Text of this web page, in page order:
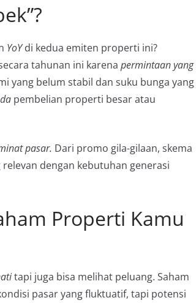
YoYdi kedua emiten properti ini?
tahunan ini karena permintaan yang
yang belum stabil dan suku bunga yang
pembelian properti besar atau
pasar. Dari promo gila-gilaan, skema
dengan kebutuhan generasi
Properti Kamu
tapi juga bisa melihat peluang. Saham
pasar yang fluktuatif, tapi potensi